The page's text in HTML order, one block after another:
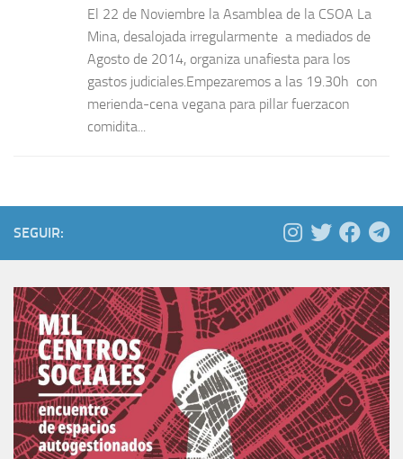
El 22 de Noviembre la Asamblea de la CSOA La
Mina, desalojada irregularmente a mediados de
Agosto de 2014, organiza unafiesta para los
gastos judiciales.Empezaremos a las 19.30h con
merienda-cena vegana para pillar fuerzacon
comidita...
SEGUIR: